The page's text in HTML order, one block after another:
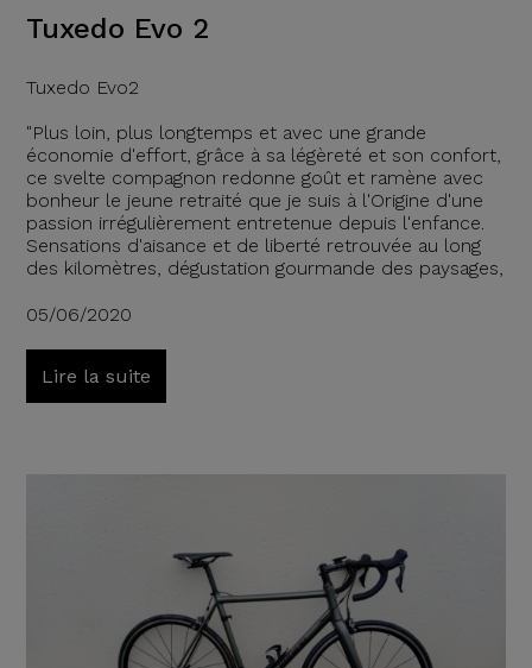
Tuxedo Evo 2
Tuxedo Evo2
"Plus loin, plus longtemps et avec une grande
économie d'effort, grâce à sa légèreté et son confort,
ce svelte compagnon redonne goût et ramène avec
bonheur le jeune retraité que je suis à l'Origine d'une
passion irrégulièrement entretenue depuis l'enfance.
Sensations d'aisance et de liberté retrouvée au long
des kilomètres, dégustation gourmande des paysages,
05/06/2020
Lire la suite